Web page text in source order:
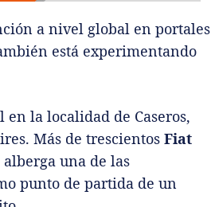
a nivel global en portales
está experimentando
la localidad de Caseros,
Más de trescientos Fiat
una de las
punto de partida de un